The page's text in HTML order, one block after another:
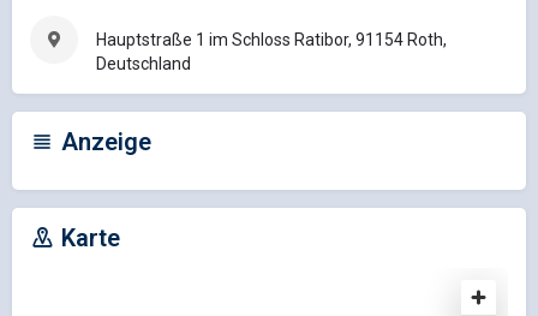
Hauptstraße 1 im Schloss Ratibor, 91154 Roth,
Deutschland
Anzeige
Karte